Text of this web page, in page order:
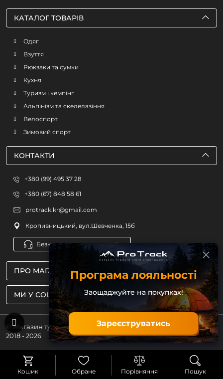
Кошик Обране Порівняння Пошук
МИ У СОЦМЕРЕЖАХ
ПРО МАГАЗИН
КАТАЛОГ ТОВАРІВ
Одяг
Взуття
Рюкзаки та сумки
Кухня
Туризм і кемпінг
Альпінізм та скелелазіння
Велоспорт
Зимовий спорт
КОНТАКТИ
+380 (99) 495 37 28
+380 (67) 848 58 61
protrack.kr@gmail.com
Кропивницький, вул.Шевченка, 15б
Безкоштовна консультація
© Магазин туристичного спорядження ProTrack
2018 - 2026
Програма лояльності
Заощаджуйте на покупках!
Зареєструватись